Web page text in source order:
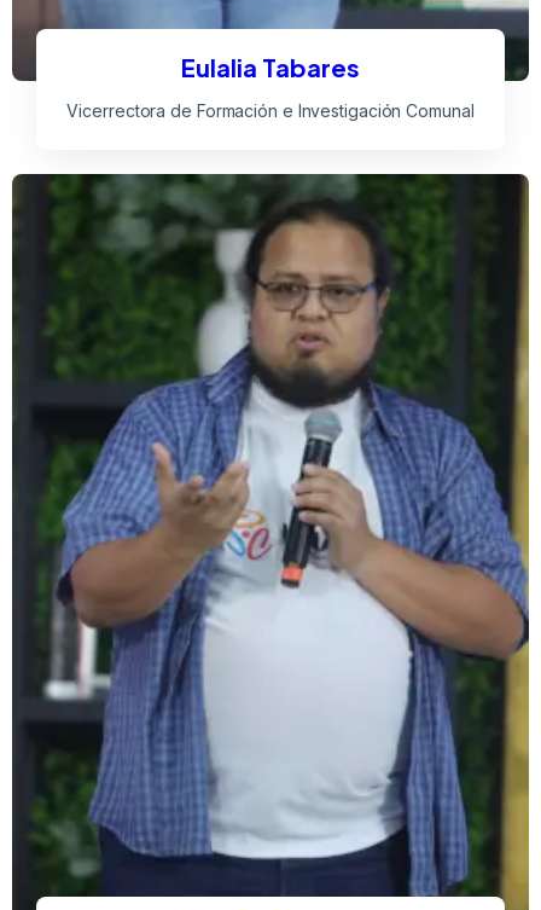
Eulalia Tabares
Vicerrectora de Formación e Investigación Comunal